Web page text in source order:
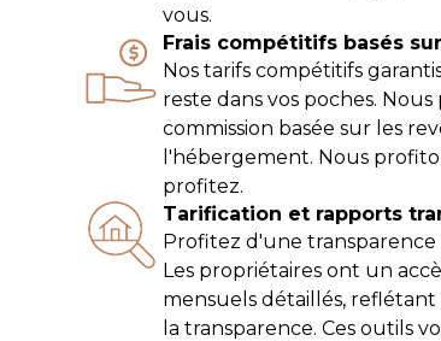
vous.
Frais compétitifs basés
Nos tarifs compétitifs
reste dans vos poches.
commission basée sur les
l'hébergement. Nous
profitez.
Tarification et rapports
Profitez d'une transparence
Les propriétaires ont un
mensuels détaillés,
la transparence. Ces outils